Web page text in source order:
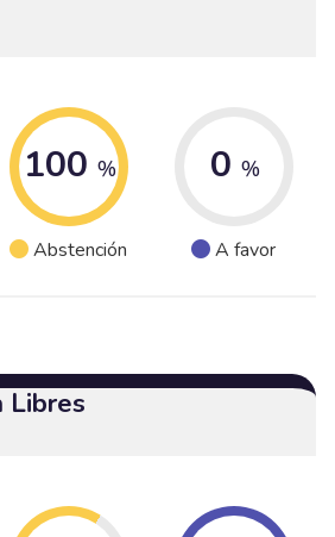
100 %
Abstención
0 %
A favor
Libres